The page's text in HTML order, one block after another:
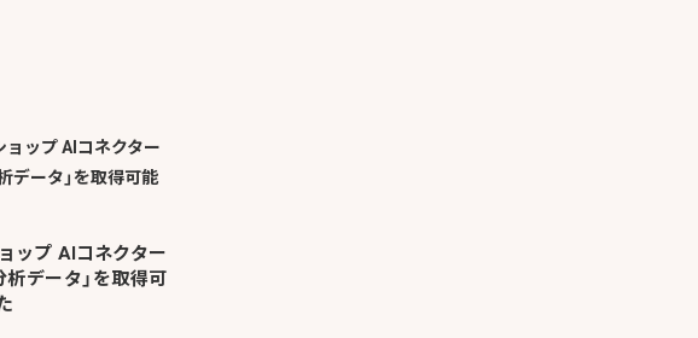
ップ AIコネクター
析データ」を取得可